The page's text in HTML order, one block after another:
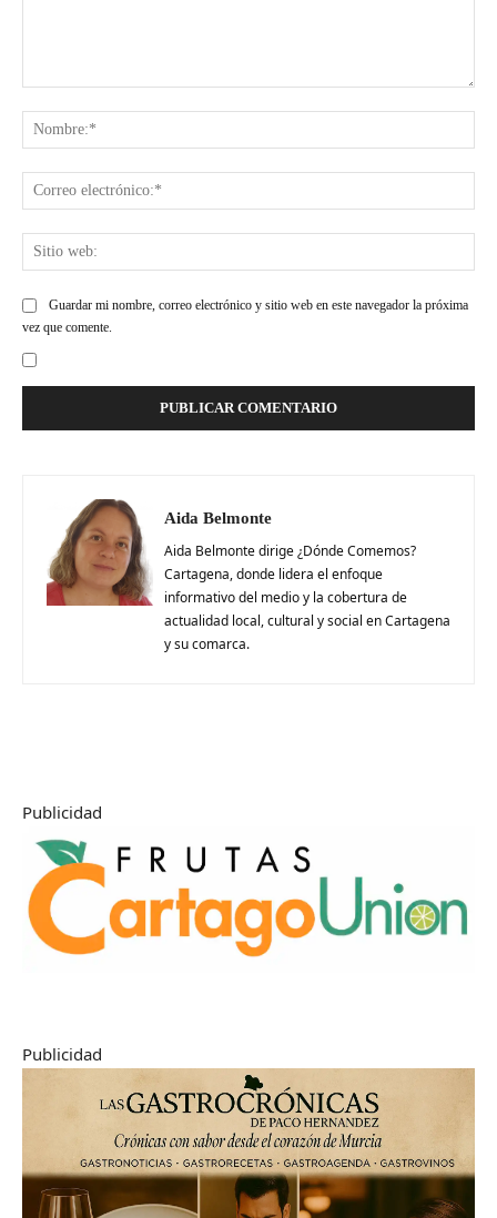
Guardar mi nombre, correo electrónico y sitio web en este navegador la próxima
vez que comente.
Aida Belmonte
Aida Belmonte dirige ¿Dónde Comemos?
Cartagena, donde lidera el enfoque
informativo del medio y la cobertura de
actualidad local, cultural y social en Cartagena
y su comarca.
Publicidad
Publicidad